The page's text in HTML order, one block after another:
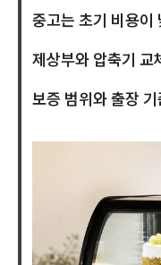
중고는 초기 비용이
제상부와 압축기 교
보증 범위와 출장